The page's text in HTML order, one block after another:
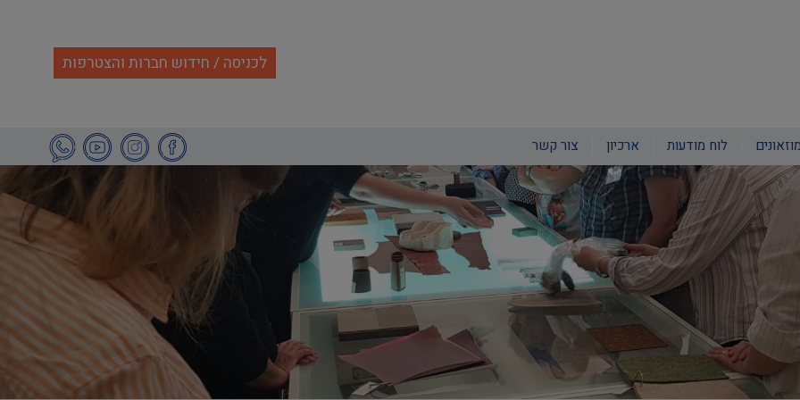
לכניסה / חידוש חברות והצטרפות
לוח מודעות ארכיון צור קשר